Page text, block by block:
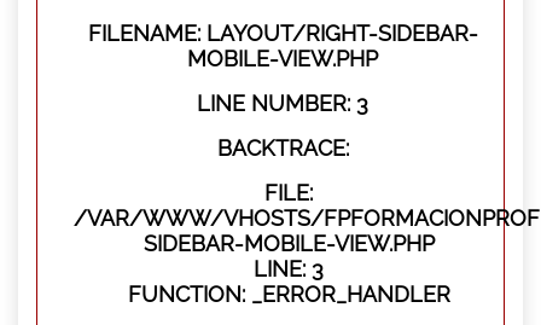
FILENAME: LAYOUT/RIGHT-SIDEBAR-
MOBILE-VIEW.PHP
LINE NUMBER: 3
BACKTRACE:
FILE:
/VAR/WWW/VHOSTS/
SIDEBAR-MOBILE-VIEW.PHP
LINE: 3
FUNCTION: _ERROR_HANDLER